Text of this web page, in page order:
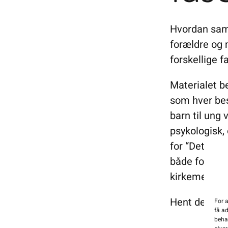
For
få
Hvordan
forældre og
forskellige
Materialet
som hver
barn til ung
for “Det er
både
Hent den